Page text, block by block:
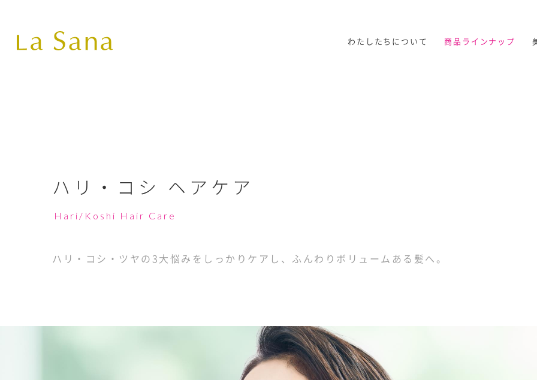
わたしたちについて 商品ラインナップ
ハリ・コシ ヘアケア
Hari/Koshi Hair Care
ハリ・コシ・ツヤの3大悩みをしっかりケアし、ふんわりボリュームある髪へ。